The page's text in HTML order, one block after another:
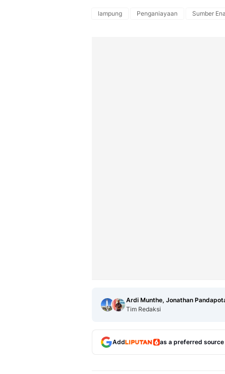
lampung Penganiayaan Sumber
Ardi Munthe, Jonathan
Tim Redaksi
Add as a preferred source